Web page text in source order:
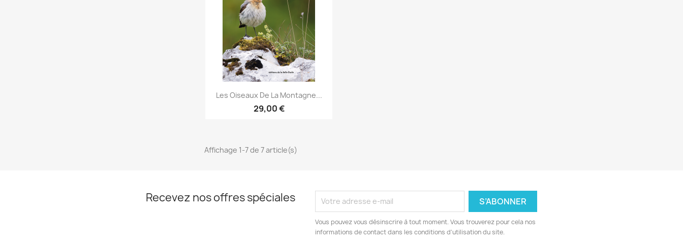
Aperçu rapide
Les Oiseaux De La Montagne...
29,00 €
Affichage 1-7 de 7 article(s)
Recevez nos offres spéciales
Vous pouvez vous désinscrire à tout moment. Vous trouverez pour cela nos
informations de contact dans les conditions d'utilisation du site.